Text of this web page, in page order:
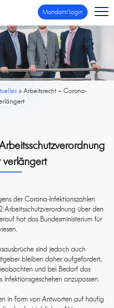
Mandant/Login
»Arbeitsrecht – Corona-
der Corona-Infektionszahlen
Arbeitsschutzverordnung über den
hat das Bundesministerium für
sind jedoch auch
bleiben daher aufgefordert,
und bei Bedarf das
anzupassen.
in Form von Antworten auf häufig